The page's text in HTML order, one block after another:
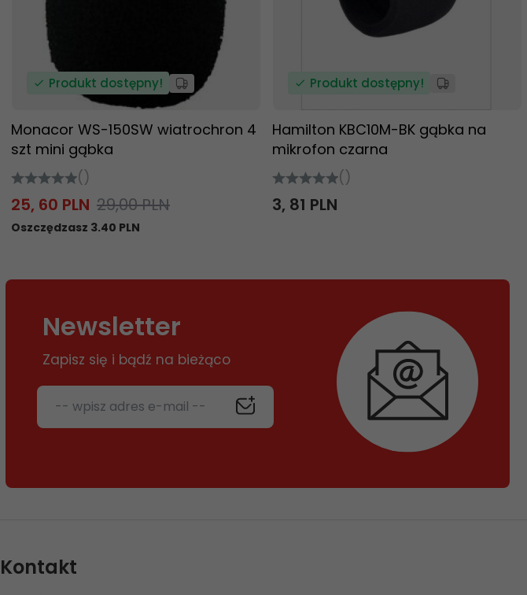
Produkt dostępny!
Monacor WS-150SW wiatrochron 4
szt mini gąbka
()
25, 60 PLN 29,00 PLN
Oszczędzasz 3.40 PLN
Produkt dostępny!
Hamilton KBC10M-BK gąbka na
mikrofon czarna
()
3, 81 PLN
Newsletter
Zapisz się i bądź na bieżąco
-- wpisz adres e-mail --
Kontakt